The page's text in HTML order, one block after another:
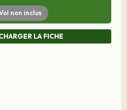
non inclus
LA FICHE